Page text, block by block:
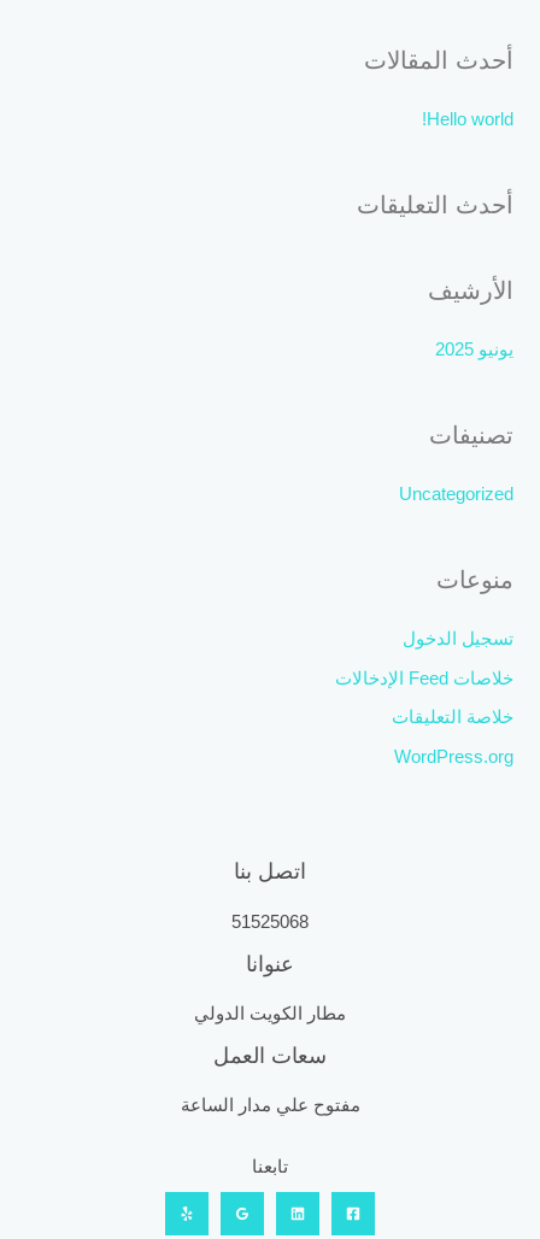
ب
ح
ث
:
أحدث المقالات
Hello world!
أحدث التعليقات
الأرشيف
يونيو 2025
تصنيفات
Uncategorized
منوعات
تسجيل الدخول
خلاصات Feed الإدخالات
خلاصة التعليقات
WordPress.org
اتصل بنا
51525068
عنوانا
مطار الكويت الدولي
سعات العمل
مفتوح علي مدار الساعة
تابعنا